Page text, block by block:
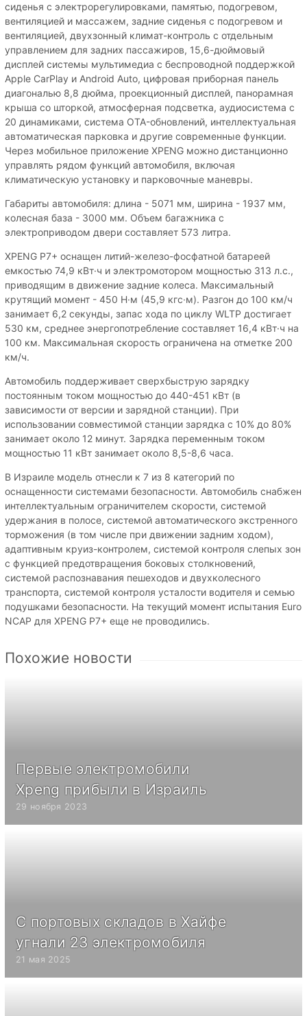
сиденья с электрорегулировками, памятью, подогревом,
вентиляцией и массажем, задние сиденья с подогревом и
вентиляцией, двухзонный климат-контроль с отдельным
управлением для задних пассажиров, 15,6-дюймовый
дисплей системы мультимедиа с беспроводной поддержкой
Apple CarPlay и Android Auto, цифровая приборная панель
диагональю 8,8 дюйма, проекционный дисплей, панорамная
крыша со шторкой, атмосферная подсветка, аудиосистема с
20 динамиками, система OTA-обновлений, интеллектуальная
автоматическая парковка и другие современные функции.
Через мобильное приложение XPENG можно дистанционно
управлять рядом функций автомобиля, включая
климатическую установку и парковочные маневры.
Габариты автомобиля: длина - 5071 мм, ширина - 1937 мм,
колесная база - 3000 мм. Объем багажника с
электроприводом двери составляет 573 литра.
XPENG P7+ оснащен литий-железо-фосфатной батареей
емкостью 74,9 кВт·ч и электромотором мощностью 313 л.с.,
приводящим в движение задние колеса. Максимальный
крутящий момент - 450 Н·м (45,9 кгс·м). Разгон до 100 км/ч
занимает 6,2 секунды, запас хода по циклу WLTP достигает
530 км, среднее энергопотребление составляет 16,4 кВт·ч на
100 км. Максимальная скорость ограничена на отметке 200
км/ч.
Автомобиль поддерживает сверхбыструю зарядку
постоянным током мощностью до 440-451 кВт (в
зависимости от версии и зарядной станции). При
использовании совместимой станции зарядка с 10% до 80%
занимает около 12 минут. Зарядка переменным током
мощностью 11 кВт занимает около 8,5-8,6 часа.
В Израиле модель отнесли к 7 из 8 категорий по
оснащенности системами безопасности. Автомобиль снабжен
интеллектуальным ограничителем скорости, системой
удержания в полосе, системой автоматического экстренного
торможения (в том числе при движении задним ходом),
адаптивным круиз-контролем, системой контроля слепых зон
с функцией предотвращения боковых столкновений,
системой распознавания пешеходов и двухколесного
транспорта, системой контроля усталости водителя и семью
подушками безопасности. На текущий момент испытания Euro
NCAP для XPENG P7+ еще не проводились.
Похожие новости
Первые электромобили
Xpeng прибыли в Израиль
29 ноября 2023
С портовых складов в Хайфе
угнали 23 электромобиля
21 мая 2025